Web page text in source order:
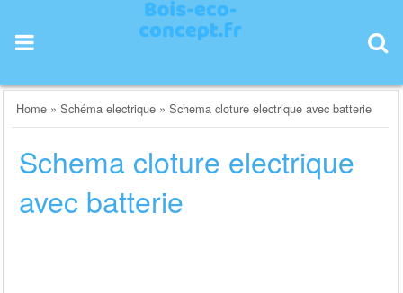
content
Home »Schéma electrique »Schema cloture electrique avec batterie
Schema cloture electrique
avec batterie